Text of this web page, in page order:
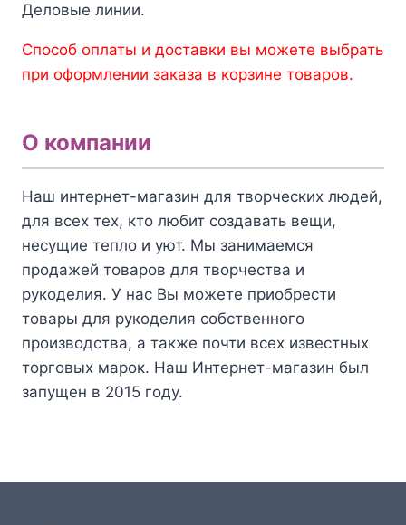
Деловые линии.
Способ оплаты и доставки вы можете выбрать
при оформлении заказа в корзине товаров.
О компании
Наш интернет-магазин для творческих людей,
для всех тех, кто любит создавать вещи,
несущие тепло и уют. Мы занимаемся
продажей товаров для творчества и
рукоделия. У нас Вы можете приобрести
товары для рукоделия собственного
производства, а также почти всех известных
торговых марок. Наш Интернет-магазин был
запущен в 2015 году.